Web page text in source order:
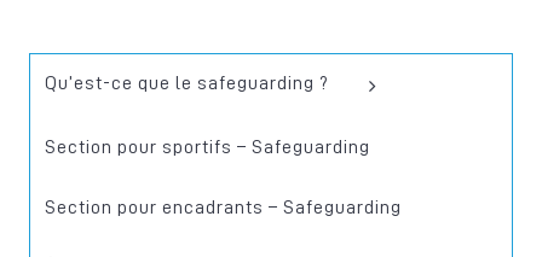
ALIS
Antidopage
Safeguarding
Qu’est-ce que le safeguarding ?
Section pour sportifs – Safeguarding
Section pour encadrants – Safeguarding